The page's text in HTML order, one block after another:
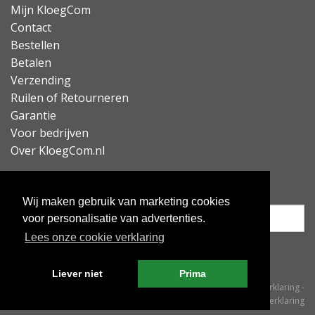
Wij maken gebruik van marketing cookies
voor personalisatie van advertenties.
Lees onze cookie verklaring
Liever niet Prima
Mijn KloegCom
Contact
Bestellen
Betalen
Verzending
Ruilen of Retourneren
Garantie
Voor bedrijven
Over KloegCom.nl
Algemene voorwaarden-Cookieverklaring-
Privacyverklaring